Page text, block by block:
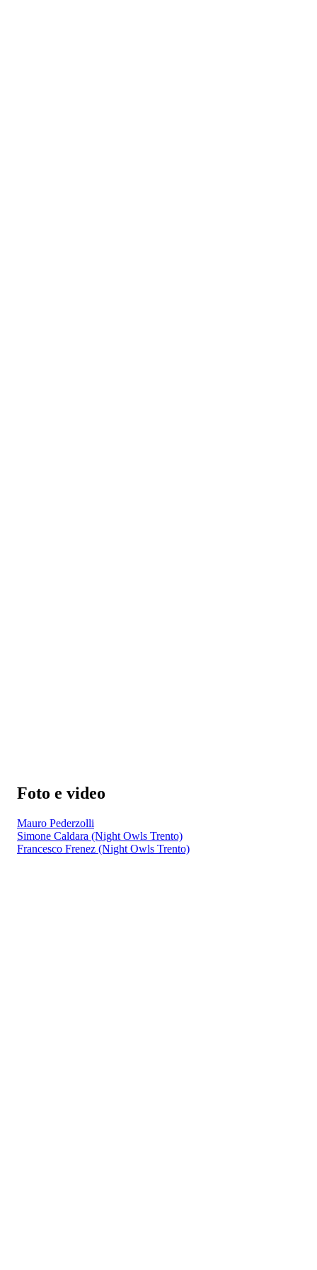
Foto e video
Mauro Pederzolli
Simone Caldara (Night Owls Trento)
Francesco Frenez (Night Owls Trento)